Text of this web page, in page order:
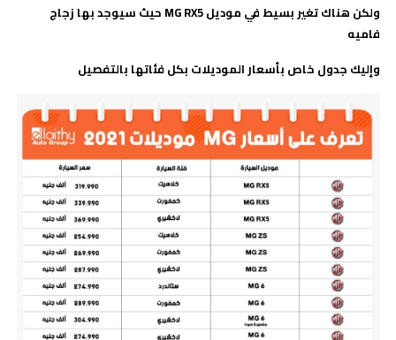
ولكن هناك تغير بسيط في موديلMG RX5 حيث سيوجد بها زجاج
فاميه
وإليك جدول خاص بأسعار الموديلات بكل فئاتها بالتفصيل